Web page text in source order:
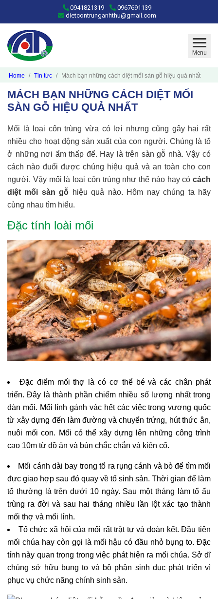
0941821319
0967691139
dietcontrunganhthu@gmail.com
Menu
Home Tin tức Mách bạn những cách diệt mối sàn gỗ hiệu quả nhất
MÁCH BẠN NHỮNG CÁCH DIỆT MỐI
SÀN GỖ HIỆU QUẢ NHẤT
Mối là loại côn trùng vừa có lợi nhưng cũng gây hại rất
nhiều cho hoạt động sản xuất của con người. Chúng là tổ
ở những nơi ẩm thấp để. Hay là trên sàn gỗ nhà. Vậy có
cách nào đuổi được chúng hiệu quả và an toàn cho con
người. Vậy mối là loại côn trùng như thế nào hay có cách
diệt mối sàn gỗ hiệu quả nào. Hôm nay chúng ta hãy
cùng nhau tìm hiểu.
Đặc tính loài mối
Đặc điểm mối thợ là có cơ thể bé và các chân phát
triển. Đây là thành phần chiếm nhiều số lượng nhất trong
đàn mối. Mối lính gánh vác hết các việc trong vương quốc
từ xây dựng đến làm đường và chuyển trứng, hút thức ân,
nuôi mối con. Mối có thể xây dựng lên những công trình
cao 10m từ đồ ăn và bùn chắc chắn và kiên cố.
Mối cánh dài bay trong tổ ra rụng cánh và bò để tìm mối
đực giao hợp sau đó quay về tổ sinh sản. Thời gian để làm
tổ thường là trên dưới 10 ngày. Sau một tháng làm tổ ấu
trùng ra đời và sau hai tháng nhiều lần lột xác tạo thành
mối thợ và mối lính.
Tổ chức xã hội của mối rất trật tự và đoàn kết. Đầu tiên
mối chúa hay còn gọi là mối hậu có đầu nhỏ bụng to. Đặc
tính này quan trọng trong việc phát hiện ra mối chúa. Sở dĩ
chúng sở hữu bụng to và bộ phận sinh dục phát triển vì
phục vụ chức năng chính sinh sản.